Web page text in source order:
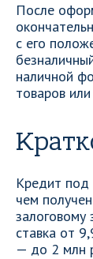
После
с его
наличной
товаров
Кредит под
чем
залоговому
ставка от
— до 2 млн